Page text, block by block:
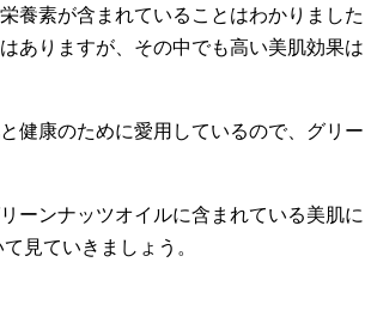
養素が含まれていることはわかりました
ありますが、その中でも高い美肌効果は
健康のために愛用しているので、グリー
ーンナッツオイルに含まれている美肌に
見ていきましょう。